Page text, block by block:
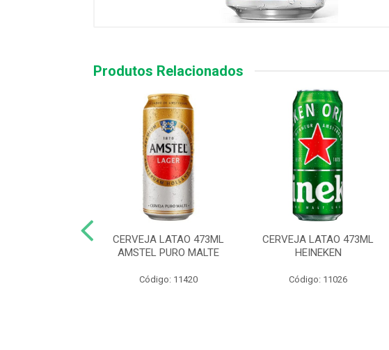
Produtos Relacionados
CERVEJA LATAO 473ML
AMSTEL PURO MALTE
Código: 11420
CERVEJA LATAO 473ML
HEINEKEN
Código: 11026